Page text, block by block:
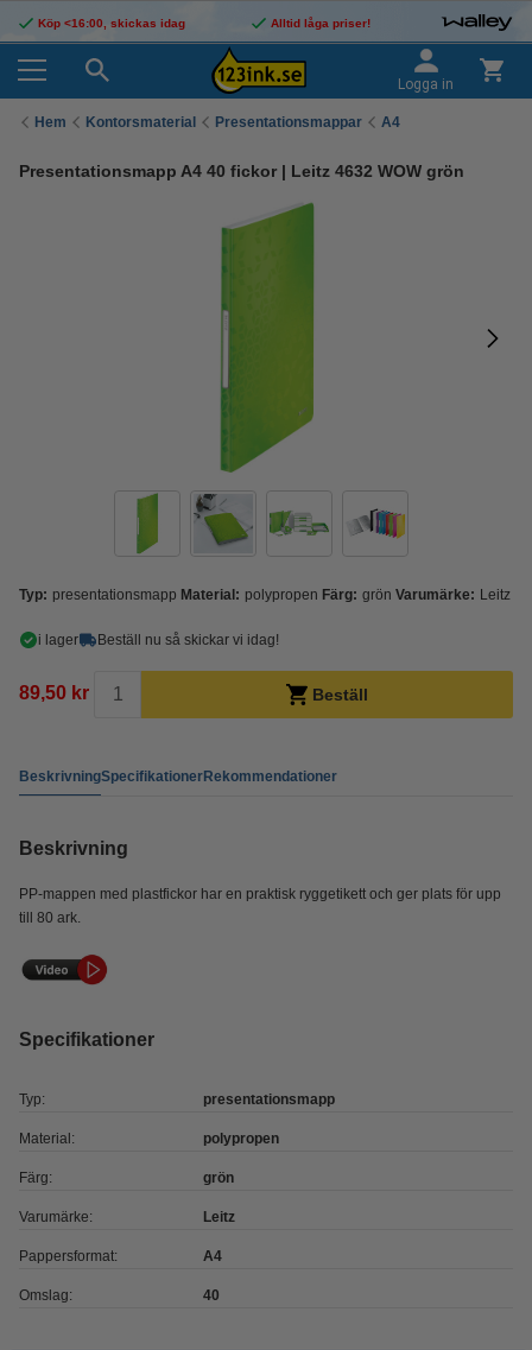
Köp <16:00, skickas idag Alltid låga priser!
Logga in
Hem Kontorsmaterial Presentationsmappar A4
Presentationsmapp A4 40 fickor | Leitz 4632 WOW grön
Typ: presentationsmapp Material: polypropen Färg: grön Varumärke: Leitz
i lager Beställ nu så skickar vi idag!
89,50 kr Beställ
BeskrivningSpecifikationerRekommendationer
Beskrivning
PP-mappen med plastfickor har en praktisk ryggetikett och ger plats för upp
till 80 ark.
Specifikationer
Typ: presentationsmapp
Material: polypropen
Färg: grön
Varumärke: Leitz
Pappersformat: A4
Omslag: 40